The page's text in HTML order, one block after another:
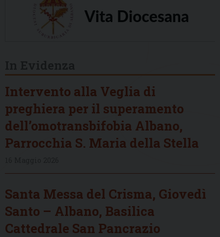
Intervento alla Veglia di
preghiera per il superamento
dell’omotransbifobia Albano,
Parrocchia S. Maria della Stella
Santa Messa del Crisma, Giovedì
Santo – Albano, Basilica
Cattedrale San Pancrazio